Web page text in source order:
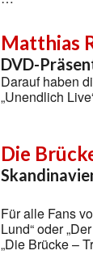
Matthias
DVD-
Darauf haben
„Unendlich
Die
Für alle Fans
Lund“ oder
„Die Brücke –